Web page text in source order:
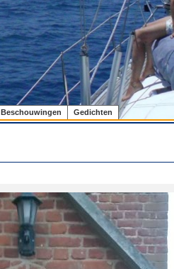
Beschouwingen Gedichten